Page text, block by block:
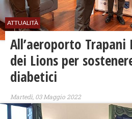
ATTUALITÀ
All’aeroporto
dei Lions per
diabetici
Martedì, 03 Maggio 2022